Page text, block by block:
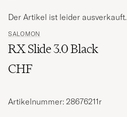
SALOMON
RX Slide 3.0 Black
CHF
Der Artikel ist leider ausverkauft.
Artikelnummer: 28676211r